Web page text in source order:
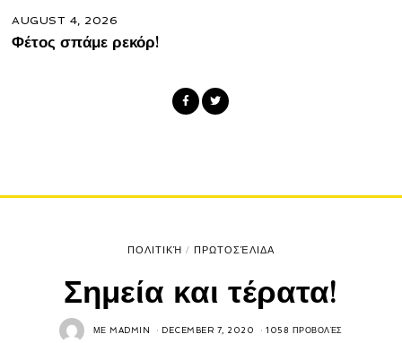
AUGUST 4, 2026
Φέτος σπάμε ρεκόρ!
ΠΟΛΙΤΙΚΉ / ΠΡΩΤΟΣΈΛΙΔΑ
Σημεία και τέρατα!
ΜΕMADMIN DECEMBER 7, 2020 1058 ΠΡΟΒΟΛΈΣ